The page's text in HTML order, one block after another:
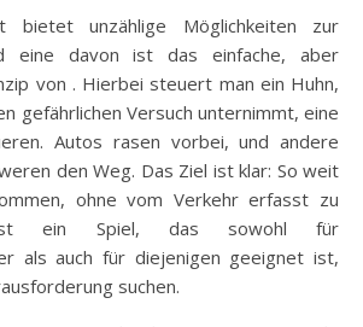
bietet unzählige Möglichkeiten zur
eine davon ist das einfache, aber
von . Hierbei steuert man ein Huhn,
gefährlichen Versuch unternimmt, eine
Autos rasen vorbei, und andere
den Weg. Das Ziel ist klar: So weit
ohne vom Verkehr erfasst zu
ein Spiel, das sowohl für
als auch für diejenigen geeignet ist,
suchen.